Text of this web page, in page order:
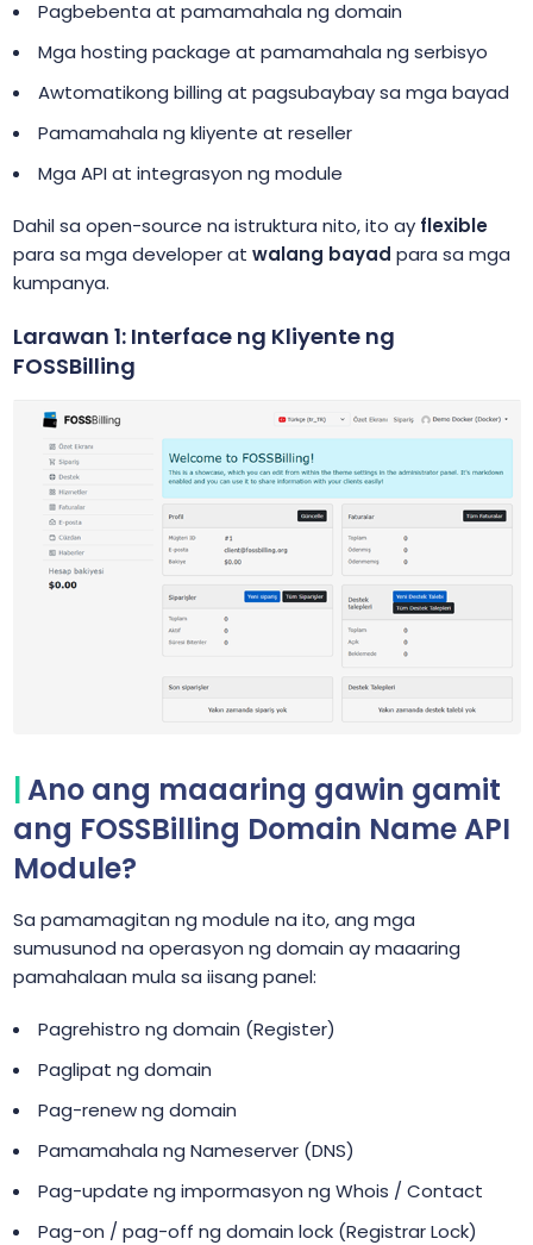
Pagbebenta at pamamahala ng domain
Mga hosting package at pamamahala ng serbisyo
Awtomatikong billing at pagsubaybay sa mga bayad
Pamamahala ng kliyente at reseller
Mga API at integrasyon ng module
Dahil sa open-source na istruktura nito, ito ay flexible
para sa mga developer at walang bayad para sa mga
kumpanya.
Larawan 1: Interface ng Kliyente ng
FOSSBilling
Ano ang maaaring gawin gamit
ang FOSSBilling Domain Name API
Module?
Sa pamamagitan ng module na ito, ang mga
sumusunod na operasyon ng domain ay maaaring
pamahalaan mula sa iisang panel:
Pagrehistro ng domain (Register)
Paglipat ng domain
Pag-renew ng domain
Pamamahala ng Nameserver (DNS)
Pag-update ng impormasyon ng Whois / Contact
Pag-on / pag-off ng domain lock (Registrar Lock)